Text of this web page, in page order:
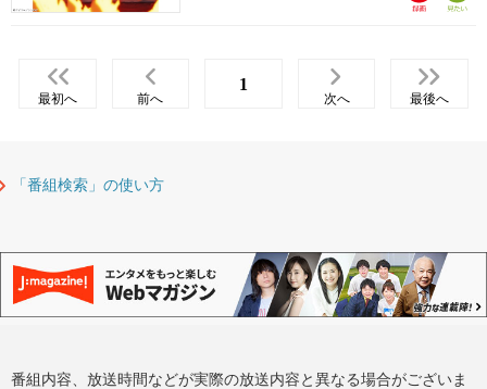
最初へ 前へ
1
次へ 最後へ
「番組検索」の使い方
番組内容、放送時間などが実際の放送内容と異なる場合がございま